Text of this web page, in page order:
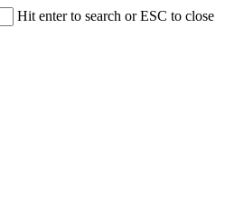
Hit enter to search or ESC to close